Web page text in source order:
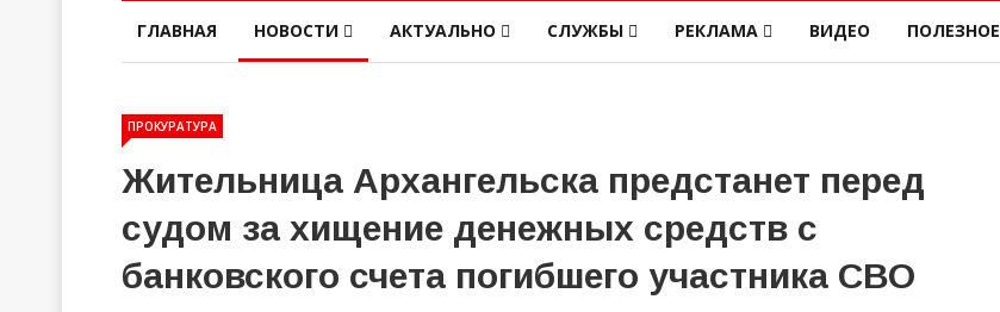
ГЛАВНАЯ НОВОСТИ АКТУАЛЬНО СЛУЖБЫ РЕКЛАМА ВИДЕО ПОЛЕЗНОЕ
ПРОКУРАТУРА
Жительница Архангельска предстанет перед
судом за хищение денежных средств с
банковского счета погибшего участника СВО